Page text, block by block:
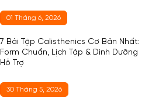
01 Tháng 6, 2026
7 Bài Tập Calisthenics Cơ Bản Nhất:
Form Chuẩn, Lịch Tập & Dinh Dưỡng
Hỗ Trợ
30 Tháng 5, 2026